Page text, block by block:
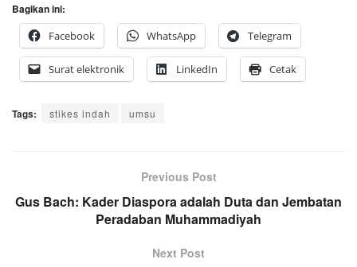
Bagikan ini:
Facebook
WhatsApp Telegram
Surat elektronik LinkedIn Cetak
Tags: stikes indah umsu
Previous Post
Gus Bach: Kader Diaspora adalah Duta dan Jembatan
Peradaban Muhammadiyah
Next Post